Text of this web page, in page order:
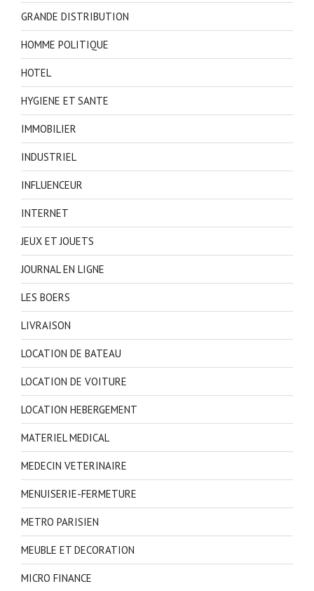
GRANDE DISTRIBUTION
HOMME POLITIQUE
HOTEL
HYGIENE ET SANTE
IMMOBILIER
INDUSTRIEL
INFLUENCEUR
INTERNET
JEUX ET JOUETS
JOURNAL EN LIGNE
LES BOERS
LIVRAISON
LOCATION DE BATEAU
LOCATION DE VOITURE
LOCATION HEBERGEMENT
MATERIEL MEDICAL
MEDECIN VETERINAIRE
MENUISERIE-FERMETURE
METRO PARISIEN
MEUBLE ET DECORATION
MICRO FINANCE